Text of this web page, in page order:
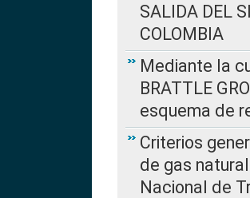
SALIDA DEL
COLOMBIA
Mediante la
BRATTLE
esquema de
Criterios
de gas
Nacional de